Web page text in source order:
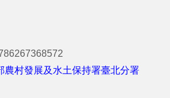
農村發展及水土保持署臺北分署